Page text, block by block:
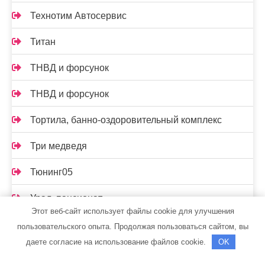
Технотим Автосервис
Титан
ТНВД и форсунок
ТНВД и форсунок
Тортила, банно-оздоровительный комплекс
Три медведя
Тюнинг05
Урал, пансионат
Установочный центр Pandora
Этот веб-сайт использует файлы cookie для улучшения
пользовательского опыта. Продолжая пользоваться сайтом, вы
даете согласие на использование файлов cookie.
OK